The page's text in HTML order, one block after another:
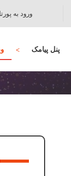
ورود به
پنل پیامک